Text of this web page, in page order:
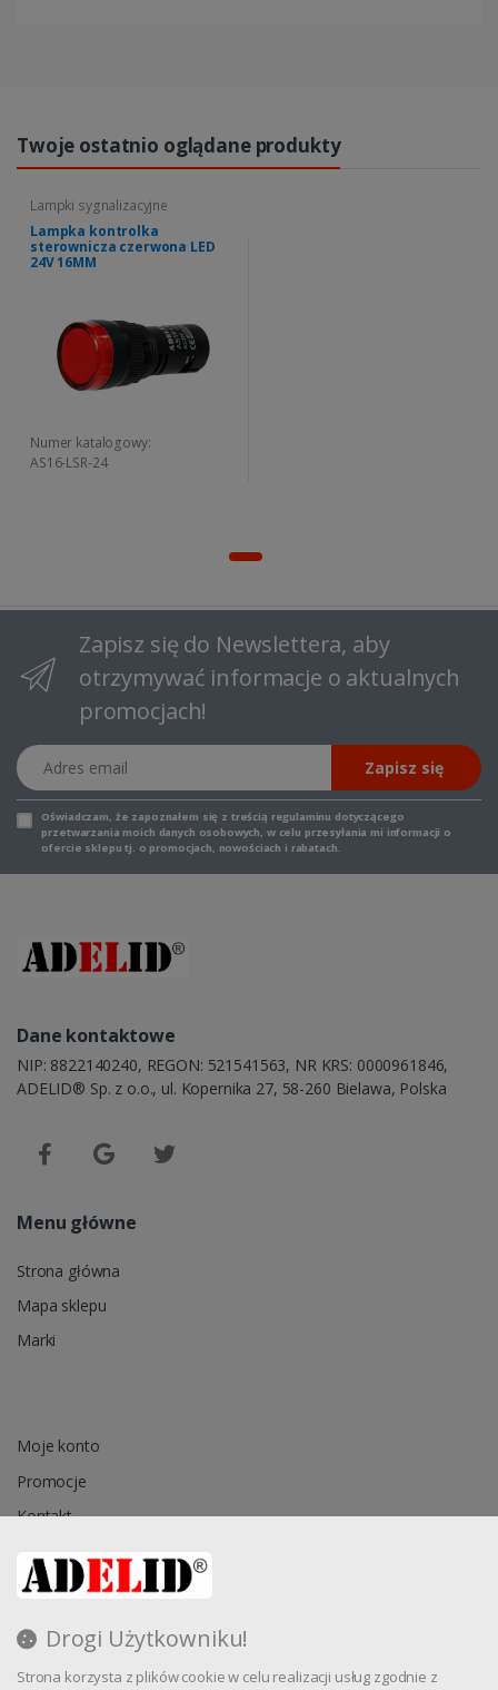
Drogi Użytkowniku!
Strona korzysta z plików cookie w celu realizacji usług zgodnie z
Twoje ostatnio oglądane produkty
Lampki sygnalizacyjne
Lampka kontrolka
sterownicza czerwona LED
24V 16MM
Numer katalogowy:
AS16-LSR-24
Zapisz się do Newslettera, aby
otrzymywać informacje o aktualnych
promocjach!
Adres email
Zapisz się
Oświadczam, że zapoznałem się z treścią regulaminu dotyczącego
przetwarzania moich danych osobowych, w celu przesyłania mi informacji o
ofercie sklepu tj. o promocjach, nowościach i rabatach.
Dane kontaktowe
NIP: 8822140240, REGON: 521541563, NR KRS: 0000961846,
ADELID® Sp. z o.o., ul. Kopernika 27, 58-260 Bielawa, Polska
Menu główne
Strona główna
Mapa sklepu
Marki
Moje konto
Promocje
Kontakt
Regulamin